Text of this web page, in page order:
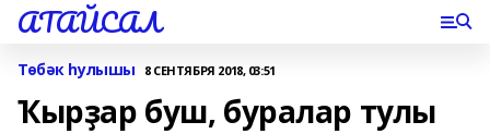
АТАЙСАЛ
Төбәк һулышы 8 СЕНТЯБРЯ 2018, 03:51
Ҡырҙар буш, буралар тулы